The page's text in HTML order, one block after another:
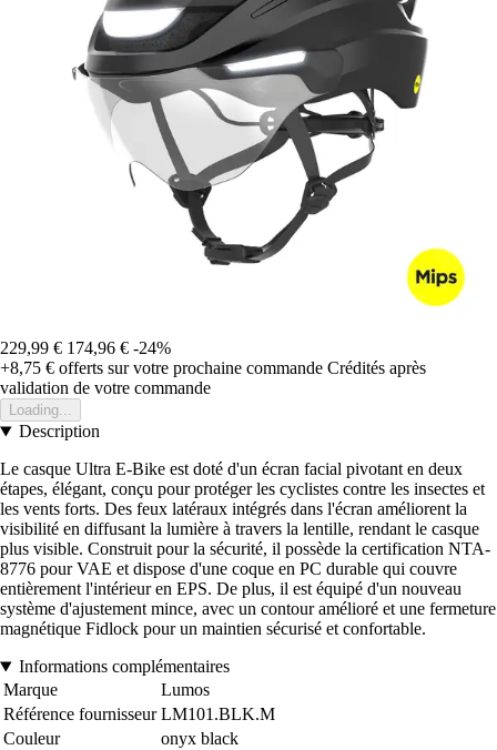
229,99 € 174,96 € -24%
+8,75 € offerts sur votre prochaine commande Crédités après
validation de votre commande
Loading...
Description
Le casque Ultra E-Bike est doté d'un écran facial pivotant en deux
étapes, élégant, conçu pour protéger les cyclistes contre les insectes et
les vents forts. Des feux latéraux intégrés dans l'écran améliorent la
visibilité en diffusant la lumière à travers la lentille, rendant le casque
plus visible. Construit pour la sécurité, il possède la certification NTA-
8776 pour VAE et dispose d'une coque en PC durable qui couvre
entièrement l'intérieur en EPS. De plus, il est équipé d'un nouveau
système d'ajustement mince, avec un contour amélioré et une fermeture
magnétique Fidlock pour un maintien sécurisé et confortable.
Informations complémentaires
Marque
Lumos
Référence fournisseur LM101.BLK.M
Couleur
onyx black